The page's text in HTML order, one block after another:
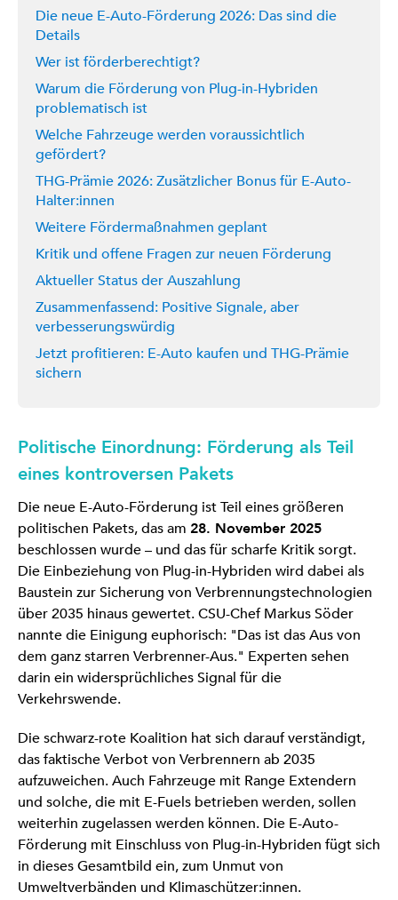
Die neue E-Auto-Förderung 2026: Das sind die
Details
Wer ist förderberechtigt?
Warum die Förderung von Plug-in-Hybriden
problematisch ist
Welche Fahrzeuge werden voraussichtlich
gefördert?
THG-Prämie 2026: Zusätzlicher Bonus für E-Auto-
Halter:innen
Weitere Fördermaßnahmen geplant
Kritik und offene Fragen zur neuen Förderung
Aktueller Status der Auszahlung
Zusammenfassend: Positive Signale, aber
verbesserungswürdig
Jetzt profitieren: E-Auto kaufen und THG-Prämie
sichern
Politische Einordnung: Förderung als Teil
eines kontroversen Pakets
Die neue E-Auto-Förderung ist Teil eines größeren
politischen Pakets, das am 28. November 2025
beschlossen wurde – und das für scharfe Kritik sorgt.
Die Einbeziehung von Plug-in-Hybriden wird dabei als
Baustein zur Sicherung von Verbrennungstechnologien
über 2035 hinaus gewertet. CSU-Chef Markus Söder
nannte die Einigung euphorisch: "Das ist das Aus von
dem ganz starren Verbrenner-Aus." Experten sehen
darin ein widersprüchliches Signal für die
Verkehrswende.
Die schwarz-rote Koalition hat sich darauf verständigt,
das faktische Verbot von Verbrennern ab 2035
aufzuweichen. Auch Fahrzeuge mit Range Extendern
und solche, die mit E-Fuels betrieben werden, sollen
weiterhin zugelassen werden können. Die E-Auto-
Förderung mit Einschluss von Plug-in-Hybriden fügt sich
in dieses Gesamtbild ein, zum Unmut von
Umweltverbänden und Klimaschützer:innen.